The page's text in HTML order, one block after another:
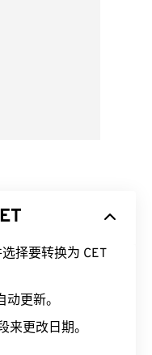
择要转换为 CET
更新。
来更改日期。